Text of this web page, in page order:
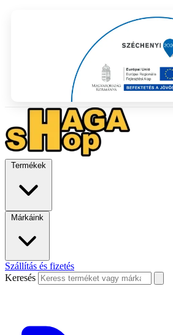
Termékek
Márkáink
Szállítás és fizetés
Keresés